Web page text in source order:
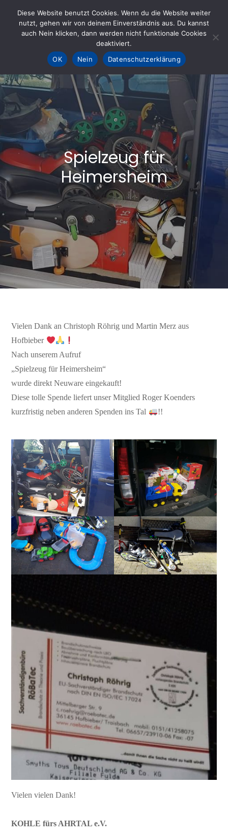
content
KOHLE fürs AHRTAL e.V.
– Helfen hilft
Spielzeug für
Heimersheim
Vielen Dank an Christoph Röhrig und Martin Merz aus
Hofbieber
Nach unserem Aufruf
„Spielzeug für Heimersheim“
wurde direkt Neuware eingekauft!
Diese tolle Spende liefert unser Mitglied Roger Koenders
kurzfristig neben anderen Spenden ins Tal
!!
Vielen vielen Dank!
KOHLE fürs AHRTAL e.V.
Diese Website benutzt Cookies. Wenn du die Website weiter
nutzt, gehen wir von deinem Einverständnis aus. Du kannst
auch Nein klicken, dann werden nicht funktionale Cookies
deaktiviert.
OK
Nein Datenschutzerklärung